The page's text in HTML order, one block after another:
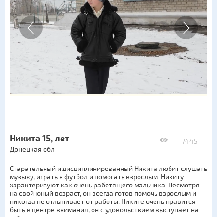
7445
Никита 15, лет
Донецкая обл
Старательный и дисциплинированный Никита любит слушать
музыку, играть в футбол и помогать взрослым. Никиту
характеризуют как очень работящего мальчика. Несмотря
на свой юный возраст, он всегда готов помочь взрослым и
никогда не отлынивает от работы. Никите очень нравится
быть в центре внимания, он с удовольствием выступает на